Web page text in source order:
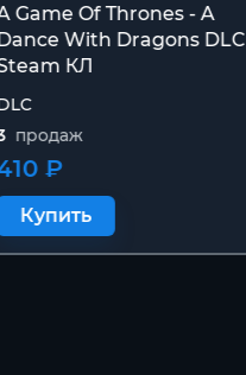
Game Of Thrones - A
With Dragons DLC
КЛ
продаж
₽
Купить